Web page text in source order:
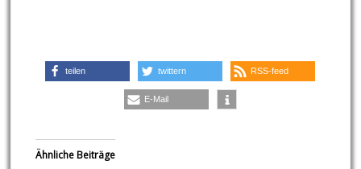
teilen twittern RSS-feed
E-Mail
Ähnliche Beiträge